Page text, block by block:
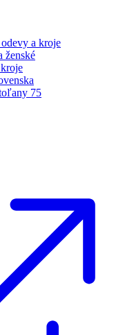
a kroje
ženské
75